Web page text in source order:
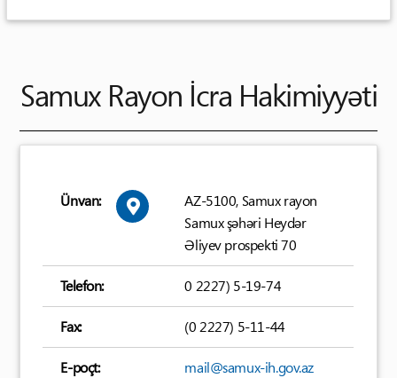
Samux Rayon İcra Hakimiyyəti
Ünvan:
AZ-5100, Samux rayon
Samux şəhəri Heydər
Əliyev prospekti 70
Telefon: 0 2227) 5-19-74
Fax: (0 2227) 5-11-44
E-poçt: mail@samux-ih.gov.az